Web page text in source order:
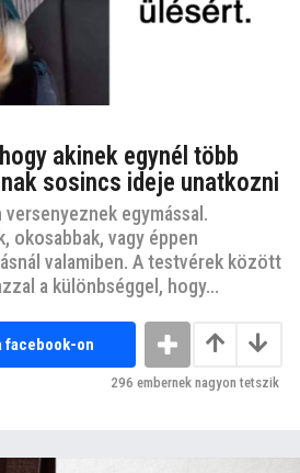
akinek egynél több
sosincs ideje unatkozni
egymással.
okosabbak, vagy éppen
valamiben. A testvérek között
a különbséggel, hogy...
facebook-on
296 embernek nagyon tetszik